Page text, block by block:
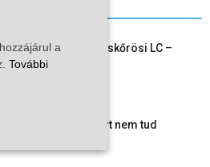
a felkészülést a Kiskőrösi LC –
a keret,...
Európa felett? Ezért nem tud
a
További